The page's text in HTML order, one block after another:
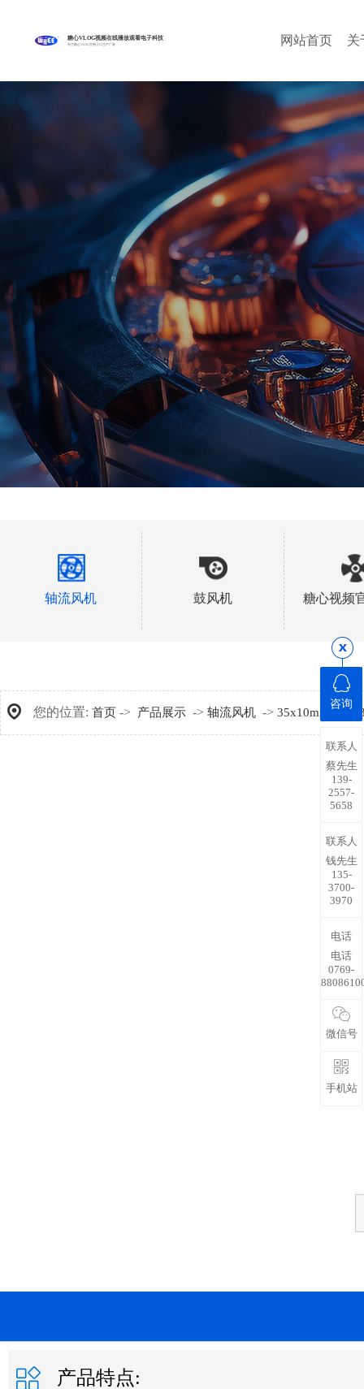
糖心VLOG视频在线播放观看电子科技
专注糖心VLOG官网入口生产厂家 网站首页 关
轴流风机 鼓风机 糖心视频
您的位置: 首页 -> 产品展示 -> 轴流风机 -> 35x10mm ->
产品特点:
咨询
联系人
蔡先生
139-
2557-
5658
联系人
钱先生
135-
3700-
3970
电话
电话
0769-
微信号
手机站